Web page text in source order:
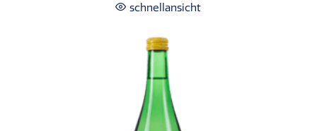
schnellansicht